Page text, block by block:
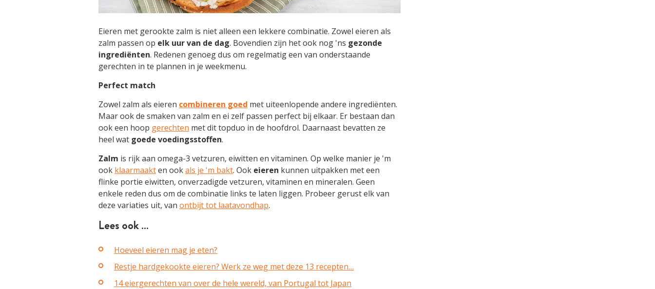
Eieren met gerookte zalm is niet alleen een lekkere combinatie. Zowel eieren als
zalm passen op elk uur van de dag. Bovendien zijn het ook nog 'ns gezonde
ingrediënten. Redenen genoeg dus om regelmatig een van onderstaande
gerechten in te plannen in je weekmenu.
Perfect match
Zowel zalm als eieren combineren goed met uiteenlopende andere ingrediënten.
Maar ook de smaken van zalm en ei zelf passen perfect bij elkaar. Er bestaan dan
ook een hoop gerechten met dit topduo in de hoofdrol. Daarnaast bevatten ze
heel wat goede voedingsstoffen.
Zalm is rijk aan omega-3 vetzuren, eiwitten en vitaminen. Op welke manier je 'm
ook klaarmaakten ookals je 'm bakt. Ook eieren kunnen uitpakken met een
flinke portie eiwitten, onverzadigde vetzuren, vitaminen en mineralen. Geen
enkele reden dus om de combinatie links te laten liggen. Probeer gerust elk van
deze variaties uit, van ontbijt tot laatavondhap.
Lees ook …
Hoeveel eieren mag je eten?
Restje hardgekookte eieren? Werk ze weg met deze 13 recepten…
14 eiergerechten van over de hele wereld, van Portugal tot Japan